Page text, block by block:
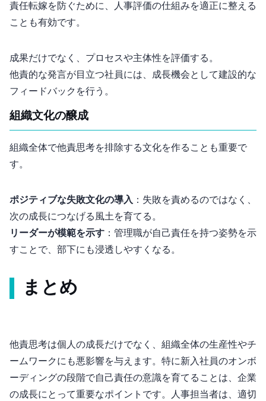
責任転嫁を防ぐために、人事評価の仕組みを適正に整える
ことも有効です。
成果だけでなく、プロセスや主体性を評価する。
他責的な発言が目立つ社員には、成長機会として建設的な
フィードバックを行う。
組織文化の醸成
組織全体で他責思考を排除する文化を作ることも重要で
す。
ポジティブな失敗文化の導入 ：失敗を責めるのではなく、
次の成長につなげる風土を育てる。
リーダーが模範を示す ：管理職が自己責任を持つ姿勢を示
すことで、部下にも浸透しやすくなる。
まとめ
他責思考は個人の成長だけでなく、組織全体の生産性やチ
ームワークにも悪影響を与えます。特に新入社員のオンボ
ーディングの段階で自己責任の意識を育てることは、企業
の成長にとって重要なポイントです。人事担当者は、適切